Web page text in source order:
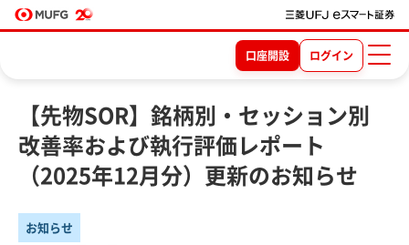
口座開設 ログイン
【先物SOR】銘柄別・セッション別
改善率および執行評価レポート
（2025年12月分）更新のお知らせ
お知らせ